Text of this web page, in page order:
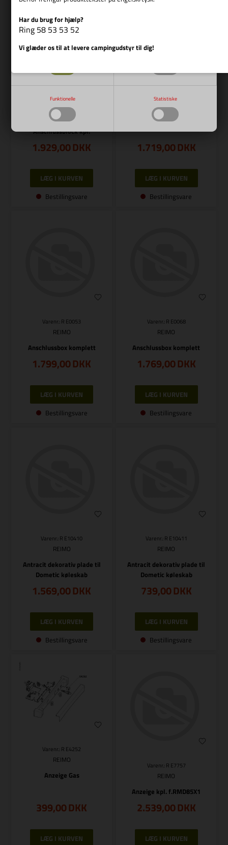
Nødvendige Markedsføring
Funktionelle Statistiske
REIMO
Anschlussblock kpl.
1.929,00DKK
Bestillingsvare
REIMO
Anschlussblock MES4/AES4
1.719,00DKK
Bestillingsvare
Varenr.: R E0053
REIMO
Anschlussbox komplett
1.799,00DKK
Bestillingsvare
Varenr.: R E0068
REIMO
Anschlussbox komplett
1.769,00DKK
Bestillingsvare
Varenr.: R E10410
REIMO
Antracit dekorativ plade til
Dometic køleskab
1.569,00DKK
Bestillingsvare
Varenr.: R E10411
REIMO
Antracit dekorativ plade til
Dometic køleskab
739,00DKK
Bestillingsvare
Varenr.: R E4252
REIMO
Anzeige Gas
399,00DKK
Varenr.: R E7757
REIMO
Anzeige kpl. f.RMD85X1
2.539,00DKK
Har du brug for hjælp?
Ring 58 53 53 52
Vi glæder os til at levere campingudstyr til dig!